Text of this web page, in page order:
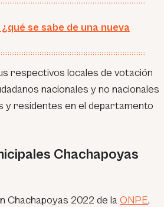
se sabe de una nueva
respectivos locales de votación
nacionales y no nacionales
y residentes en el departamento
Chachapoyas
Chachapoyas 2022 de la ONPE,